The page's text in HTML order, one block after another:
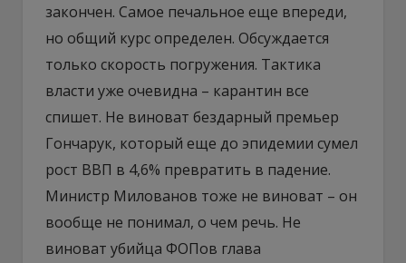
закончен. Самое печальное еще впереди,
но общий курс определен. Обсуждается
только скорость погружения. Тактика
власти уже очевидна – карантин все
спишет. Не виноват бездарный премьер
Гончарук, который еще до эпидемии сумел
рост ВВП в 4,6% превратить в падение.
Министр Милованов тоже не виноват – он
вообще не понимал, о чем речь. Не
виноват убийца ФОПов глава